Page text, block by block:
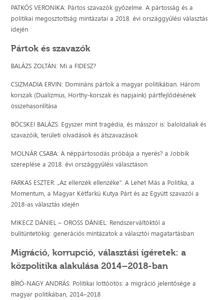
PATKÓS VERONIKA: Pártos szavazók győzelme. A pártosság és a
politikai megosztottság mintázatai a 2018. évi országgyűlési választás
idején
Pártok és szavazók
BALÁZS ZOLTÁN: Mi a FIDESZ?
CSIZMADIA ERVIN: Domináns pártok a magyar politikában. Három
korszak (Dualizmus, Horthy-korszak és napjaink) pártfejlődésének
összehasonlítása
BÖCSKEI BALÁZS: Egyszer mint tragédia, és másszor is: baloldaliak és
szavazóik, területi olvadások és átszavazások
MOLNÁR CSABA: A néppártosodás próbája a nyerés? a Jobbik
szereplése a 2018. évi országgyűlési választáson
FARKAS ESZTER: „Az ellenzék ellenzéke”. A Lehet Más a Politika, a
Momentum, a Magyar Kétfarkú Kutya Párt és az Együtt szavazói a
2018-as választás idején
MIKECZ DÁNIEL – OROSS DÁNIEL: Rendszerváltóktól a
bulitüntetökig: generációs mintázatok a választói magatartásban
Migráció, korrupció, választási ígéretek: a
közpolitika alakulása 2014–2018-ban
BÍRÓ-NAGY ANDRÁS: Politikai lottóötös: a migráció jelentősége a
magyar politikában, 2014–2018